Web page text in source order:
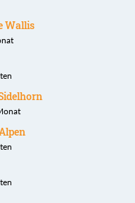
Wallis